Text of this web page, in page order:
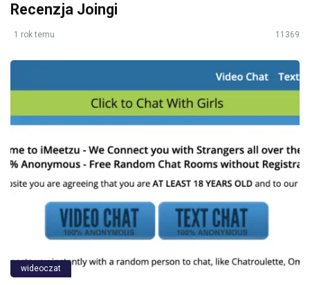
Recenzja Joingi
1 rok temu 11369
wideoczat